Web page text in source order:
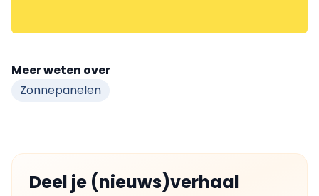
Meer weten over
Zonnepanelen
Deel je (nieuws)verhaal